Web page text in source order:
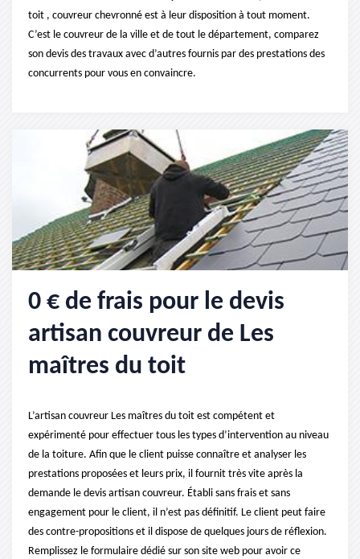
toit , couvreur chevronné est à leur disposition à tout moment.
C’est le couvreur de la ville et de tout le département, comparez
son devis des travaux avec d’autres fournis par des prestations des
concurrents pour vous en convaincre.
0 € de frais pour le devis
artisan couvreur de Les
maîtres du toit
L’artisan couvreur Les maîtres du toit est compétent et
expérimenté pour effectuer tous les types d’intervention au niveau
de la toiture. Afin que le client puisse connaître et analyser les
prestations proposées et leurs prix, il fournit très vite après la
demande le devis artisan couvreur. Établi sans frais et sans
engagement pour le client, il n’est pas définitif. Le client peut faire
des contre-propositions et il dispose de quelques jours de réflexion.
Remplissez le formulaire dédié sur son site web pour avoir ce